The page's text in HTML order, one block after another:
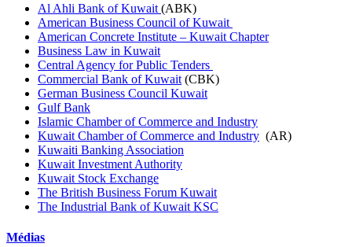
Al Ahli Bank of Kuwait (ABK)
American Business Council of Kuwait
American Concrete Institute – Kuwait Chapter
Business Law in Kuwait
Central Agency for Public Tenders
Commercial Bank of Kuwait (CBK)
German Business Council Kuwait
Gulf Bank
Islamic Chamber of Commerce and Industry
Kuwait Chamber of Commerce and Industry (AR)
Kuwaiti Banking Association
Kuwait Investment Authority
Kuwait Stock Exchange
The British Business Forum Kuwait
The Industrial Bank of Kuwait KSC
Médias